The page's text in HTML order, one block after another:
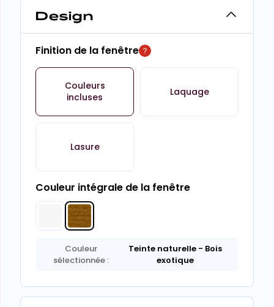
Design
Finition de la fenêtre
Couleurs
incluses
Laquage
Lasure
Couleur intégrale de la fenêtre
Couleur
sélectionnée :
Teinte naturelle- Bois
exotique